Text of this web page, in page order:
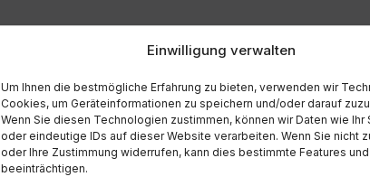
Einwilligung verwalten
Um Ihnen die bestmögliche Erfahrung zu bieten, verwenden wir
Cookies, um Geräteinformationen zu speichern und/oder darauf
Wenn Sie diesen Technologien zustimmen, können wir Daten wie Ihr
oder eindeutige IDs auf dieser Website verarbeiten. Wenn Sie nicht
oder Ihre Zustimmung widerrufen, kann dies bestimmte Features
beeinträchtigen.